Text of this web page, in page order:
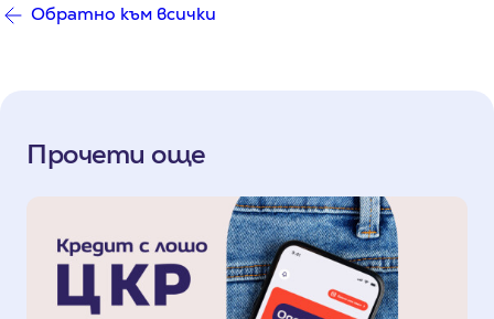
Обратно към всички
Прочети още